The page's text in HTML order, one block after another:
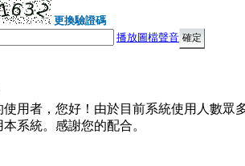
更換驗證碼
播放圖檔聲音
使用者，您好！由於目前系統使用人數眾
系統。感謝您的配合。